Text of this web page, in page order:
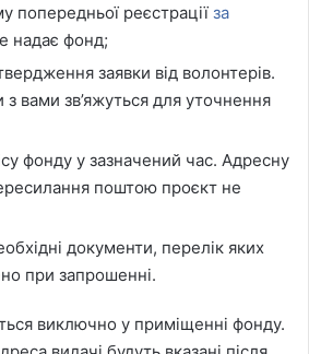
попередньої реєстрації за
надає фонд;
заявки від волонтерів.
з вами зв’яжуться для уточнення
фонду у зазначений час. Адресну
поштою проєкт не
документи, перелік яких
при запрошенні.
виключно у приміщенні фонду.